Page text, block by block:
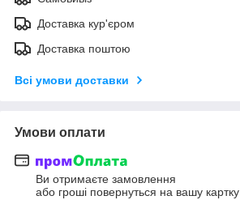
Доставка кур'єром
Доставка поштою
Всі умови доставки
Умови оплати
Ви отримаєте замовлення
або гроші повернуться на вашу картку